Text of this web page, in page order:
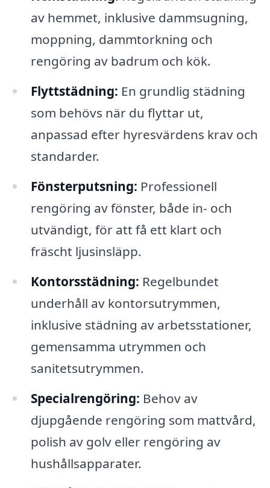
av hemmet, inklusive dammsugning,
moppning, dammtorkning och
rengöring av badrum och kök.
Flyttstädning: En grundlig städning
som behövs när du flyttar ut,
anpassad efter hyresvärdens krav och
standarder.
Fönsterputsning: Professionell
rengöring av fönster, både in- och
utvändigt, för att få ett klart och
fräscht ljusinsläpp.
Kontorsstädning: Regelbundet
underhåll av kontorsutrymmen,
inklusive städning av arbetsstationer,
gemensamma utrymmen och
sanitetsutrymmen.
Specialrengöring: Behov av
djupgående rengöring som mattvård,
polish av golv eller rengöring av
hushållsapparater.